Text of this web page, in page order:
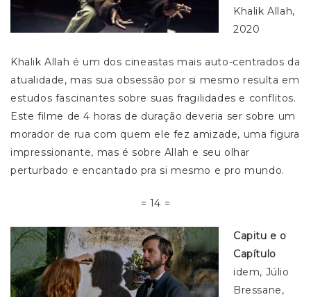
Khalik Allah,
2020
Khalik Allah é um dos cineastas mais auto-centrados da
atualidade, mas sua obsessão por si mesmo resulta em
estudos fascinantes sobre suas fragilidades e conflitos.
Este filme de 4 horas de duração deveria ser sobre um
morador de rua com quem ele fez amizade, uma figura
impressionante, mas é sobre Allah e seu olhar
perturbado e encantado pra si mesmo e pro mundo.
= 14 =
Capitu e o
Capítulo
idem, Júlio
Bressane,